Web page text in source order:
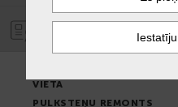
VIETA
PULKSTEŅU REMONTS